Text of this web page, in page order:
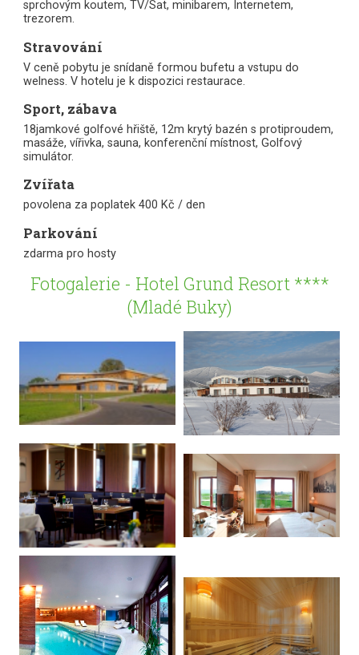
sprchovým koutem, TV/Sat, minibarem, Internetem,
trezorem.
Stravování
V ceně pobytu je snídaně formou bufetu a vstupu do
welness. V hotelu je k dispozici restaurace.
Sport, zábava
18jamkové golfové hřiště, 12m krytý bazén s protiproudem,
masáže, vířivka, sauna, konferenční místnost, Golfový
simulátor.
Zvířata
povolena za poplatek 400 Kč / den
Parkování
zdarma pro hosty
Fotogalerie - Hotel Grund Resort ****
(Mladé Buky)